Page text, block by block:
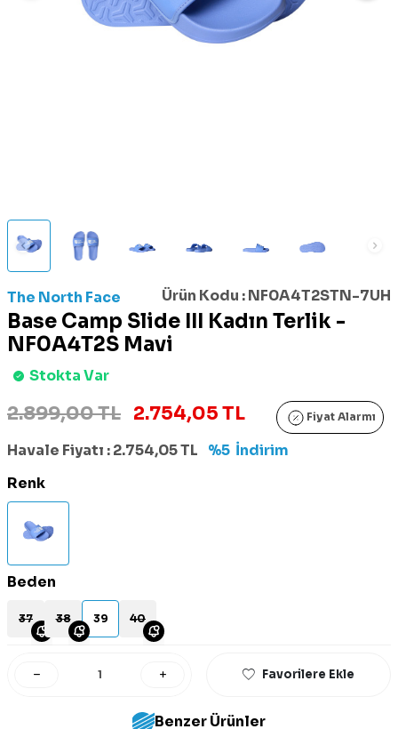
The North Face Ürün Kodu :NF0A4T2STN-7UH
Base Camp Slide III Kadın Terlik -
NF0A4T2S Mavi
Stokta Var
2.899,00 TL 2.754,05 TL Fiyat Alarmı
Havale Fiyatı :2.754,05TL %5 İndirim
Renk
Beden
37 38 39 40
Favorilere Ekle
Benzer Ürünler